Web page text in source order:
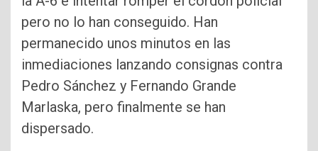
pero no lo han conseguido. Han
permanecido unos minutos en las
inmediaciones lanzando consignas contra
Pedro Sánchez y Fernando Grande
Marlaska, pero finalmente se han
dispersado.